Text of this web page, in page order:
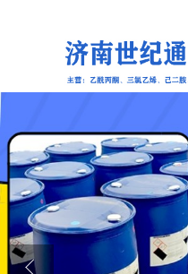
公司首页
公司动态
产品展厅
证书荣誉
联系方式